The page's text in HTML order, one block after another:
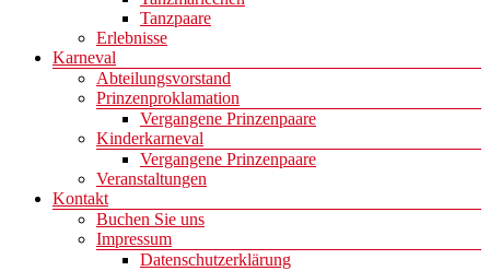
Tanzpaare
Erlebnisse
Karneval
Abteilungsvorstand
Prinzenproklamation
Vergangene Prinzenpaare
Kinderkarneval
Vergangene Prinzenpaare
Veranstaltungen
Kontakt
Buchen Sie uns
Impressum
Datenschutzerklärung